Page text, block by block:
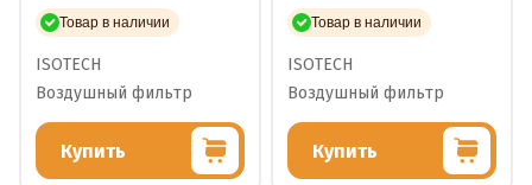
Товар в наличии
ISOTECH
Воздушный фильтр
Купить
Товар в наличии
ISOTECH
Воздушный фильтр
Купить